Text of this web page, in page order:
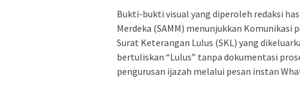
Bukti-bukti visual yang diperoleh redaksi
Merdeka (SAMM) menunjukkan Komunikasi
Surat Keterangan Lulus (SKL) yang
bertuliskan “Lulus” tanpa dokumentasi
pengurusan ijazah melalui pesan instan